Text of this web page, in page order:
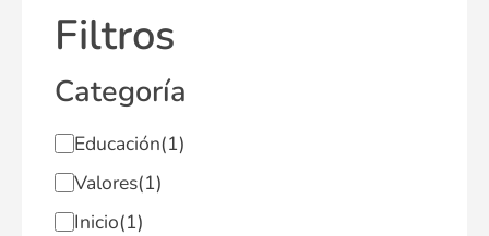
Filtros
Categoría
Educación(1)
Valores(1)
Inicio(1)